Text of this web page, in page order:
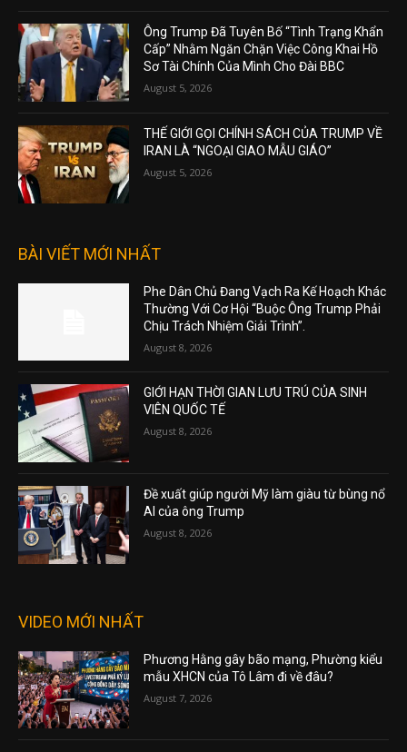
Ông Trump Đã Tuyên Bố “Tình Trạng Khẩn
Cấp” Nhằm Ngăn Chặn Việc Công Khai Hồ
Sơ Tài Chính Của Mình Cho Đài BBC
August 5, 2026
THẾ GIỚI GỌI CHÍNH SÁCH CỦA TRUMP VỀ
IRAN LÀ “NGOẠI GIAO MẪU GIÁO”
August 5, 2026
BÀI VIẾT MỚI NHẤT
Phe Dân Chủ Đang Vạch Ra Kế Hoạch Khác
Thường Với Cơ Hội “Buộc Ông Trump Phải
Chịu Trách Nhiệm Giải Trình”.
August 8, 2026
GIỚI HẠN THỜI GIAN LƯU TRÚ CỦA SINH
VIÊN QUỐC TẾ
August 8, 2026
Đề xuất giúp người Mỹ làm giàu từ bùng nổ
AI của ông Trump
August 8, 2026
VIDEO MỚI NHẤT
Phương Hằng gây bão mạng, Phường kiểu
mẫu XHCN của Tô Lâm đi về đâu?
August 7, 2026